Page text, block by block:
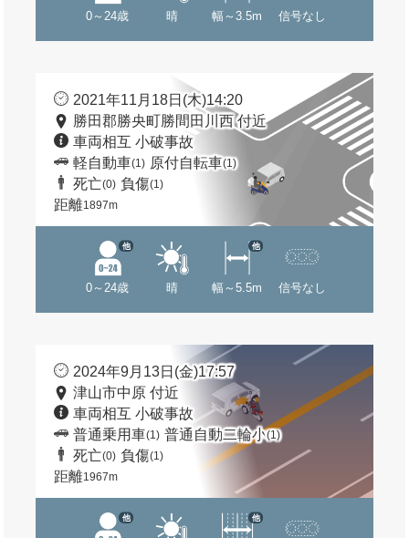
0～24歳 晴 幅～3.5m 信号なし
2021年11月18日(木)14:20
勝田郡勝央町勝間田川西 付近
車両相互 小破事故
軽自動車(1) 原付自転車(1)
死亡(0) 負傷(1)
距離1897m
0～24歳
他
晴 幅～5.5m
他
信号なし
2024年9月13日(金)17:57
津山市中原 付近
車両相互 小破事故
普通乗用車(1) 普通自動二輪小(1)
死亡(0) 負傷(1)
距離1967m
他 他